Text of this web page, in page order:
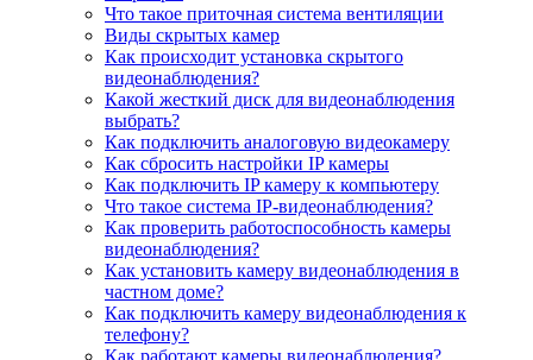
Что такое приточная система вентиляции
Виды скрытых камер
Как происходит установка скрытого
видеонаблюдения?
Какой жесткий диск для видеонаблюдения
выбрать?
Как подключить аналоговую видеокамеру
Как сбросить настройки IP камеры
Как подключить IP камеру к компьютеру
Что такое система IP-видеонаблюдения?
Как проверить работоспособность камеры
видеонаблюдения?
Как установить камеру видеонаблюдения в
частном доме?
Как подключить камеру видеонаблюдения к
телефону?
Как работают камеры видеонаблюдения?